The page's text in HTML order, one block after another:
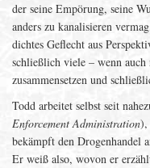
der seine Empörung, seine
anders zu kanalisieren
dichtes Geflecht aus
schließlich viele – wenn
zusammensetzen und
Todd arbeitet selbst seit
Enforcement Administration),
bekämpft den Drogenhandel
Er weiß also, wovon er